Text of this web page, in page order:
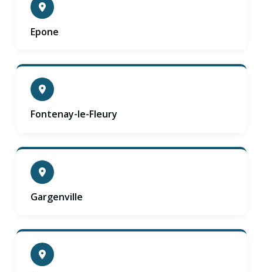
Epone
Fontenay-le-Fleury
Gargenville